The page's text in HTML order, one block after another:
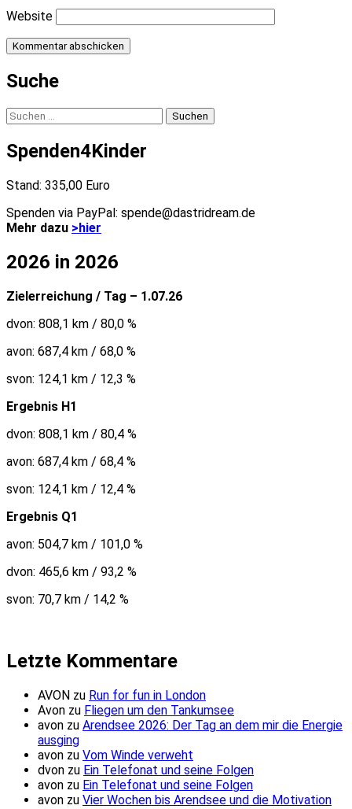
Website
Suche
Suchen
nach:
Spenden4Kinder
Stand: 335,00 Euro
Spenden via PayPal: spende@dastridream.de
Mehr dazu >hier
2026 in 2026
Zielerreichung / Tag – 1.07.26
dvon: 808,1 km / 80,0 %
avon: 687,4 km / 68,0 %
svon: 124,1 km / 12,3 %
Ergebnis H1
dvon: 808,1 km / 80,4 %
avon: 687,4 km / 68,4 %
svon: 124,1 km / 12,4 %
Ergebnis Q1
avon: 504,7 km / 101,0 %
dvon: 465,6 km / 93,2 %
svon: 70,7 km / 14,2 %
Letzte Kommentare
AVON zu Run for fun in London
Avon zu Fliegen um den Tankumsee
avon zu Arendsee 2026: Der Tag an dem mir die Energie
ausging
avon zu Vom Winde verweht
dvon zu Ein Telefonat und seine Folgen
avon zu Ein Telefonat und seine Folgen
avon zu Vier Wochen bis Arendsee und die Motivation